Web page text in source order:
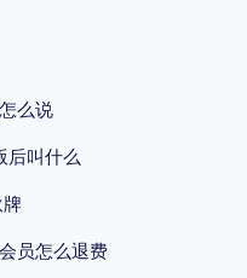
么说
后叫什么
员怎么退费